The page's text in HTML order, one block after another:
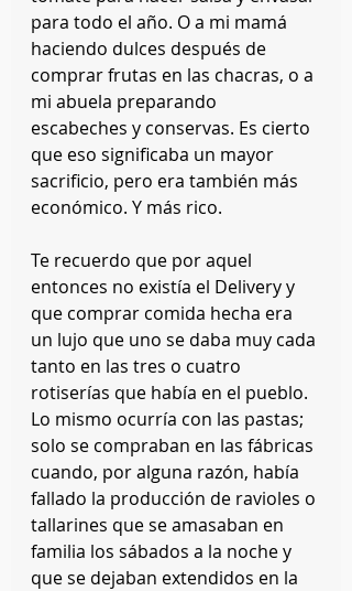
para todo el año. O a mi mamá
haciendo dulces después de
comprar frutas en las chacras, o a
mi abuela preparando
escabeches y conservas. Es cierto
que eso significaba un mayor
sacrificio, pero era también más
económico. Y más rico.
Te recuerdo que por aquel
entonces no existía el Delivery y
que comprar comida hecha era
un lujo que uno se daba muy cada
tanto en las tres o cuatro
rotiserías que había en el pueblo.
Lo mismo ocurría con las pastas;
solo se compraban en las fábricas
cuando, por alguna razón, había
fallado la producción de ravioles o
tallarines que se amasaban en
familia los sábados a la noche y
que se dejaban extendidos en la